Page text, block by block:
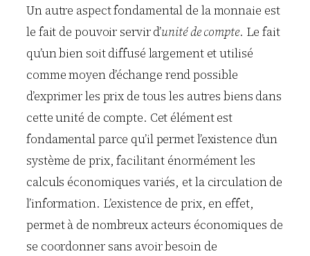
Un autre aspect fondamental de la monnaie est
le fait de pouvoir servir d’unité de compte. Le fait
qu’un bien soit diffusé largement et utilisé
comme moyen d’échange rend possible
d’exprimer les prix de tous les autres biens dans
cette unité de compte. Cet élément est
fondamental parce qu’il permet l’existence d’un
système de prix, facilitant énormément les
calculs économiques variés, et la circulation de
l’information. L’existence de prix, en effet,
permet à de nombreux acteurs économiques de
se coordonner sans avoir besoin de